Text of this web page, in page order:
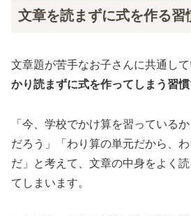
文章を読まずに式を作る習
文章題が苦手なお子さんに共通して
かり読まずに式を作ってしまう習慣
「今、学校でかけ算を習っている
だろう」「わり算の単元だから、
だ」と考えて、文章の中身をよく
てしまいます。